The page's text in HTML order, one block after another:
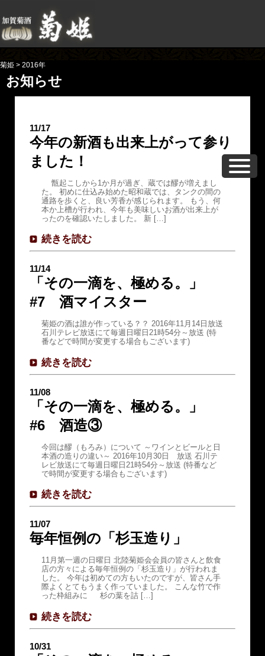
菊姫 > 2016年
お知らせ
11/17
今年の新酒も出来上がって参り
ました！
甑起こしから1か月が過ぎ、蔵では醪が増えまし
た。 初めに仕込み始めた昭和蔵では、タンクの間の
通路を歩くと、良い芳香が感じられます。 もう、何
本か上槽が行われ、今年も美味しいお酒が出来上が
ったのを確認いたしました。 新 […]
続きを読む
11/14
「その一滴を、極める。」
#7 酒マイスター
菊姫の酒は誰が作っている？？ 2016年11月14日放送
石川テレビ放送にて毎週日曜日21時54分～放送 (特
番などで時間が変更する場合もございます)
続きを読む
11/08
「その一滴を、極める。」
#6 酒造③
今回は醪（もろみ）について ～ワインとビールと日
本酒の造りの違い～ 2016年10月30日 放送 石川テ
レビ放送にて毎週日曜日21時54分～放送 (特番など
で時間が変更する場合もございます)
続きを読む
11/07
毎年恒例の「杉玉造り」
11月第一週の日曜日 北陸菊姫会会員の皆さんと飲食
店の方々による毎年恒例の「杉玉造り」が行われま
した。 今年は初めての方もいたのですが、皆さん手
際よくとてもうまく作っていました。 こんな竹で作
った枠組みに 杉の葉を詰 […]
続きを読む
10/31